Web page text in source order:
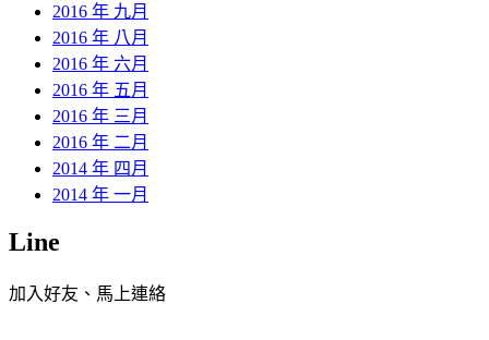
2016 年 九月
2016 年 八月
2016 年 六月
2016 年 五月
2016 年 三月
2016 年 二月
2014 年 四月
2014 年 一月
Line
加入好友、馬上連絡